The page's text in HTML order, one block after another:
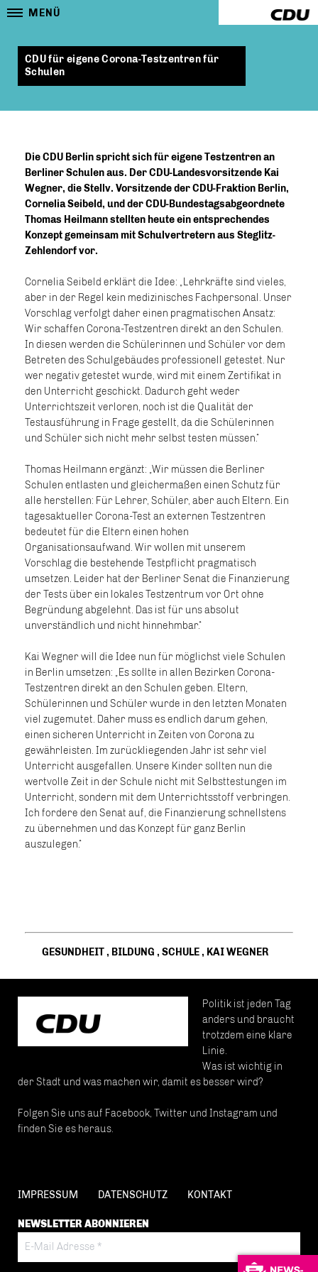
MENÜ
CDU für eigene Corona-Testzentren für
Schulen
Die CDU Berlin spricht sich für eigene Testzentren an
Berliner Schulen aus. Der CDU-Landesvorsitzende Kai
Wegner, die Stellv. Vorsitzende der CDU-Fraktion Berlin,
Cornelia Seibeld, und der CDU-Bundestagsabgeordnete
Thomas Heilmann stellten heute ein entsprechendes
Konzept gemeinsam mit Schulvertretern aus Steglitz-
Zehlendorf vor.
Cornelia Seibeld erklärt die Idee: „Lehrkräfte sind vieles,
aber in der Regel kein medizinisches Fachpersonal. Unser
Vorschlag verfolgt daher einen pragmatischen Ansatz:
Wir schaffen Corona-Testzentren direkt an den Schulen.
In diesen werden die Schülerinnen und Schüler vor dem
Betreten des Schulgebäudes professionell getestet. Nur
wer negativ getestet wurde, wird mit einem Zertifikat in
den Unterricht geschickt. Dadurch geht weder
Unterrichtszeit verloren, noch ist die Qualität der
Testausführung in Frage gestellt, da die Schülerinnen
und Schüler sich nicht mehr selbst testen müssen.“
Thomas Heilmann ergänzt: „Wir müssen die Berliner
Schulen entlasten und gleichermaßen einen Schutz für
alle herstellen: Für Lehrer, Schüler, aber auch Eltern. Ein
tagesaktueller Corona-Test an externen Testzentren
bedeutet für die Eltern einen hohen
Organisationsaufwand. Wir wollen mit unserem
Vorschlag die bestehende Testpflicht pragmatisch
umsetzen. Leider hat der Berliner Senat die Finanzierung
der Tests über ein lokales Testzentrum vor Ort ohne
Begründung abgelehnt. Das ist für uns absolut
unverständlich und nicht hinnehmbar.“
Kai Wegner will die Idee nun für möglichst viele Schulen
in Berlin umsetzen: „Es sollte in allen Bezirken Corona-
Testzentren direkt an den Schulen geben. Eltern,
Schülerinnen und Schüler wurde in den letzten Monaten
viel zugemutet. Daher muss es endlich darum gehen,
einen sicheren Unterricht in Zeiten von Corona zu
gewährleisten. Im zurückliegenden Jahr ist sehr viel
Unterricht ausgefallen. Unsere Kinder sollten nun die
wertvolle Zeit in der Schule nicht mit Selbsttestungen im
Unterricht, sondern mit dem Unterrichtsstoff verbringen.
Ich fordere den Senat auf, die Finanzierung schnellstens
zu übernehmen und das Konzept für ganz Berlin
auszulegen.“
GESUNDHEIT, BILDUNG , SCHULE, KAI WEGNER
Politik ist jeden Tag
anders und braucht
trotzdem eine klare
Linie.
Was ist wichtig in
der Stadt und was machen wir, damit es besser wird?
Folgen Sie uns auf Facebook, Twitter und Instagram und
finden Sie es heraus.
IMPRESSUM DATENSCHUTZ KONTAKT
NEWSLETTER ABONNIEREN